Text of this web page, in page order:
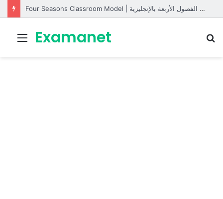
Four Seasons Classroom Model | مشروع تفاعلي لتعليم الفصول الأربعة بالإنجليزية
Menu
Examanet